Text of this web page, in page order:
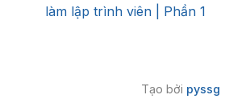
làm lập trình viên | Phần 1
Tạo bởi pyssg